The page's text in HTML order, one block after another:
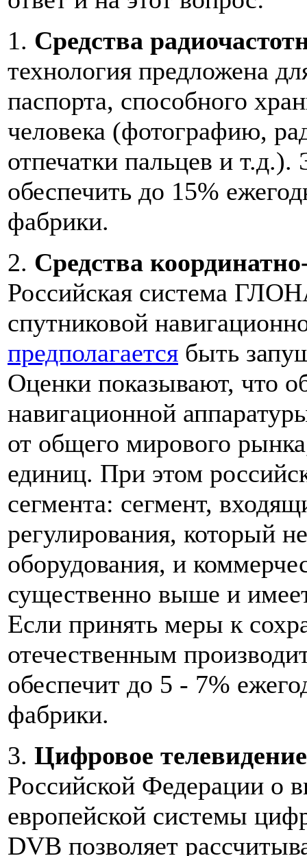
1. Средства
технология предложена
паспорта, способного
человека (фотографию,
отпечатки пальцев и
обеспечить до 15%
фабрики.
2. Средства
Российская система
спутниковой
предполагается быть
Оценки показывают, что
навигационной
от общего мирового
единиц. При этом
сегмента: сегмент,
регулирования, который
оборудования, и
существенно выше и
Если принять меры к
отечественным
обеспечит до 5 - 7%
фабрики.
3. Цифровое телевидение
Российской Федерации о
европейской системы
DVB позволяет